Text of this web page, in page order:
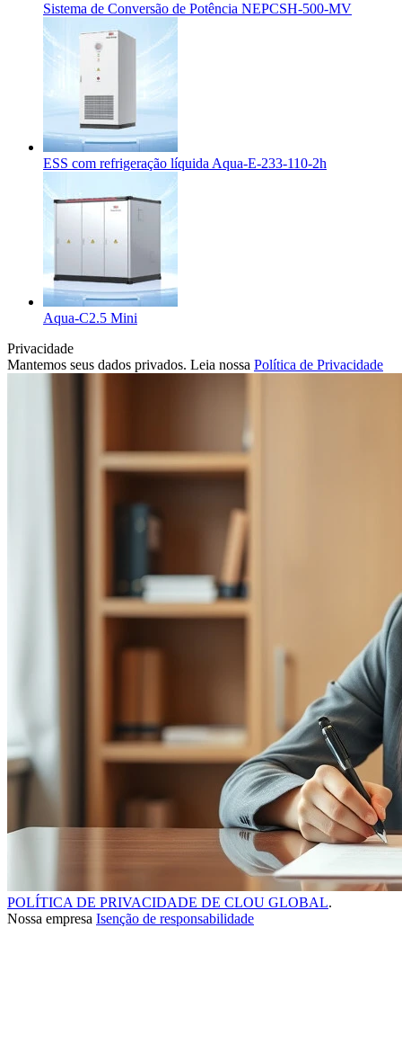
Sistema de Conversão de Potência NEPCSH-500-MV
ESS com refrigeração líquida Aqua-E-233-110-2h
Aqua-C2.5 Mini
Privacidade
Mantemos seus dados privados. Leia nossa Política de Privacidade
POLÍTICA DE PRIVACIDADE DE CLOU GLOBAL.
Nossa empresa Isenção de responsabilidade